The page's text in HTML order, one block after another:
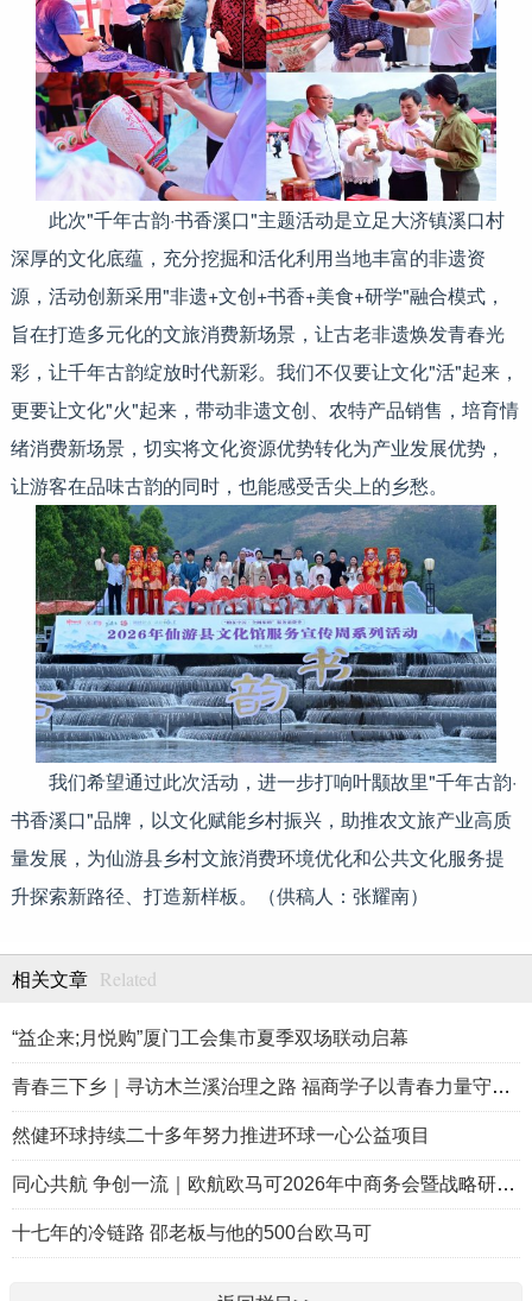
此次"千年古韵·书香溪口"主题活动是立足大济镇溪口村
深厚的文化底蕴，充分挖掘和活化利用当地丰富的非遗资
源，活动创新采用"非遗+文创+书香+美食+研学"融合模式，
旨在打造多元化的文旅消费新场景，让古老非遗焕发青春光
彩，让千年古韵绽放时代新彩。我们不仅要让文化"活"起来，
更要让文化"火"起来，带动非遗文创、农特产品销售，培育情
绪消费新场景，切实将文化资源优势转化为产业发展优势，
让游客在品味古韵的同时，也能感受舌尖上的乡愁。
我们希望通过此次活动，进一步打响叶颙故里"千年古韵·
书香溪口"品牌，以文化赋能乡村振兴，助推农文旅产业高质
量发展，为仙游县乡村文旅消费环境优化和公共文化服务提
升探索新路径、打造新样板。（供稿人：张耀南）
相关文章 Related
“益企来;月悦购”厦门工会集市夏季双场联动启幕
青春三下乡｜寻访木兰溪治理之路 福商学子以青春力量守护海西碧
然健环球持续二十多年努力推进环球一心公益项目
同心共航 争创一流｜欧航欧马可2026年中商务会暨战略研讨会圆满
十七年的冷链路 邵老板与他的500台欧马可